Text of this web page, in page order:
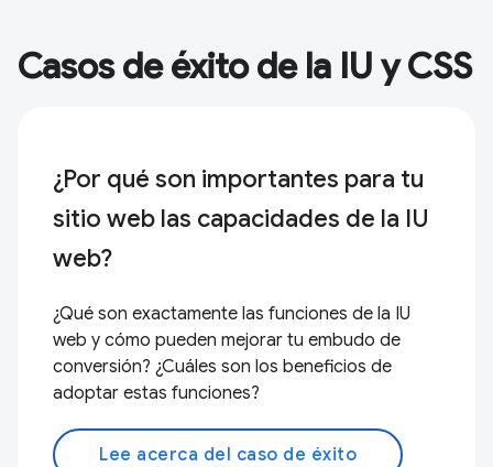
Casos de éxito de la IU y CSS
¿Por qué son importantes para tu
sitio web las capacidades de la IU
web?
¿Qué son exactamente las funciones de la IU
web y cómo pueden mejorar tu embudo de
conversión? ¿Cuáles son los beneficios de
adoptar estas funciones?
Lee acerca del caso de éxito